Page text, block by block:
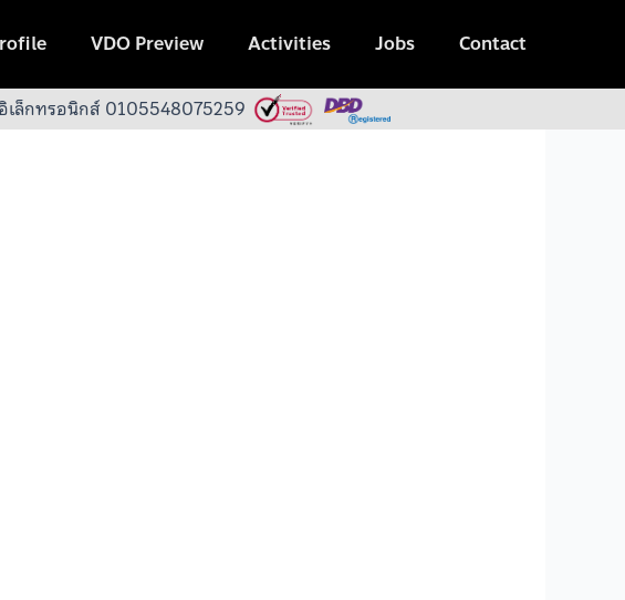
VDO Preview Activities Jobs Contact
เล็กทรอนิกส์ 0105548075259